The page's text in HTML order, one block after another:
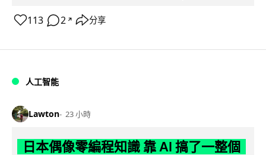
113 2 ↗ 分享
人工智能
Lawton 23 小時
日本偶像零編程知識 靠 AI 搞了一整個